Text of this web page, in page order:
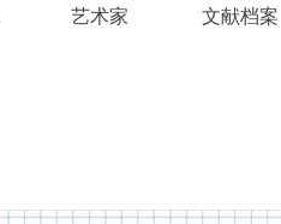
艺术家 文献档案